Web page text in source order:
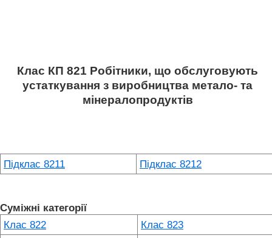
Клас КП 821 Робітники, що обслуговують
устаткування з виробництва метало- та
мінералопродуктів
Підклас 8211 Підклас 8212
Суміжні категорії
Клас 822
Клас 823